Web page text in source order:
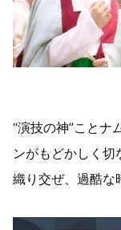
“演技の神”ことナ
ンがもどかしく
織り交ぜ、過酷な